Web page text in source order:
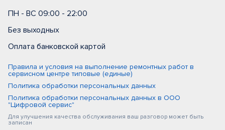
ПН - ВС 09:00 - 22:00
Без выходных
Оплата банковской картой
Правила и условия на выполнение ремонтных работ в
сервисном центре типовые (единые)
Политика обработки персональных данных
Политика обработки персональных данных в ООО
"Цифровой сервис"
Для улучшения качества обслуживания ваш разговор может быть
записан